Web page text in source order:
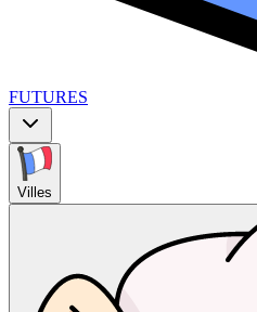
FUTURES
Villes